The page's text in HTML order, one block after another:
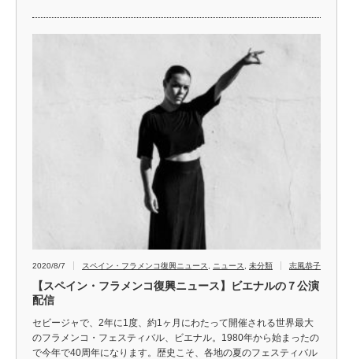
2020/8/7 スペイン・フラメンコ復興ニュース ニュース 未分類 志風恭子
【スペイン・フラメンコ復興ニュース】ビエナルの７公演
配信
セビージャで、2年に1度、約1ヶ月にわたって開催される世界最大
のフラメンコ・フェスティバル、ビエナル。1980年から始まったの
で今年で40周年になります。歴史こそ、各地の夏のフェスティバル